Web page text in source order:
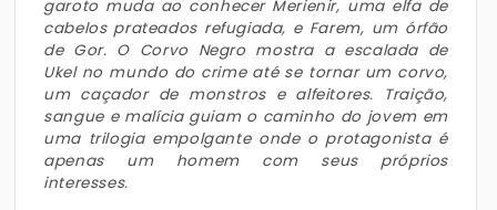
garoto muda ao conhecer Merienir, uma elfa de
cabelos prateados refugiada, e Farem, um órfão
de Gor. O Corvo Negro mostra a escalada de
Ukel no mundo do crime até se tornar um corvo,
um caçador de monstros e alfeitores. Traição,
sangue e malícia guiam o caminho do jovem em
uma trilogia empolgante onde o protagonista é
apenas um homem com seus próprios
interesses.